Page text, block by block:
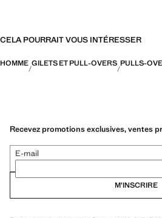
CELA POURRAIT VOUS INTÉRESSER
HOMME GILETS ET PULL-OVERS PULLS-
Recevez promotions exclusives, ventes
E-mail
M’INSCRIRE